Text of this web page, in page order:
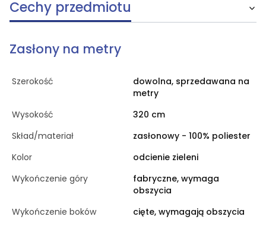
Cechy przedmiotu
Zasłony na metry
Szerokość
dowolna, sprzedawana na
metry
Wysokość
320 cm
Skład/materiał
zasłonowy - 100% poliester
Kolor
odcienie zieleni
Wykończenie góry
fabryczne, wymaga
obszycia
Wykończenie boków
cięte, wymagają obszycia